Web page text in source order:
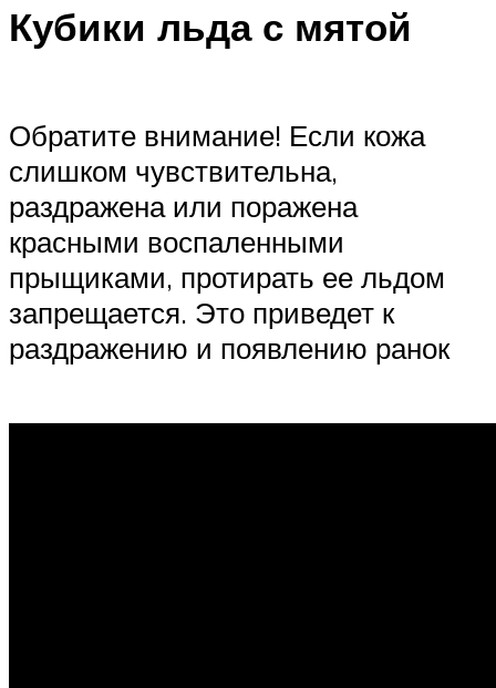
Кубики льда с мятой
Обратите внимание! Если кожа
слишком чувствительна,
раздражена или поражена
красными воспаленными
прыщиками, протирать ее льдом
запрещается. Это приведет к
раздражению и появлению ранок